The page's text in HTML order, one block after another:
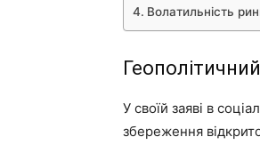
Волатильність
У своїй заяві в
збереження